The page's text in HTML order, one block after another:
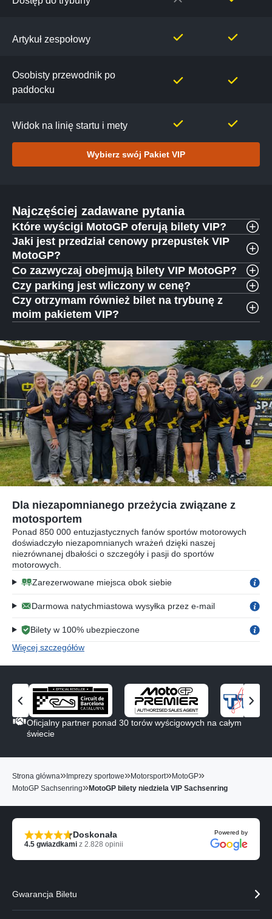
Artykuł zespołowy
Osobisty przewodnik po
paddocku
Widok na linię startu i mety
Wybierz swój Pakiet VIP
Najczęściej zadawane pytania
Które wyścigi MotoGP oferują bilety VIP?
Jaki jest przedział cenowy przepustek VIP
MotoGP?
Co zazwyczaj obejmują bilety VIP MotoGP?
Czy parking jest wliczony w cenę?
Czy otrzymam również bilet na trybunę z
moim pakietem VIP?
Dla niezapomnianego przeżycia związane z
motosportem
Ponad 850 000 entuzjastycznych fanów sportów motorowych
doświadczyło niezapomnianych wrażeń dzięki naszej
niezrównanej dbałości o szczegóły i pasji do sportów
motorowych.
Zarezerwowane miejsca obok siebie
Darmowa natychmiastowa wysyłka przez e-mail
Bilety w 100% ubezpieczone
Więcej szczegółów
Z
o
p
o
g
o
Z
o
o
p
a
Oficjalny partner ponad 30 torów wyścigowych na całym
świecie
Strona główna» Imprezy sportowe»Motorsport»MotoGP»
MotoGP Sachsenring»MotoGP bilety niedziela VIP Sachsenring
Doskonała
4.5 gwiazdkami z 2.828 opinii
Powered by
Gwarancja Biletu